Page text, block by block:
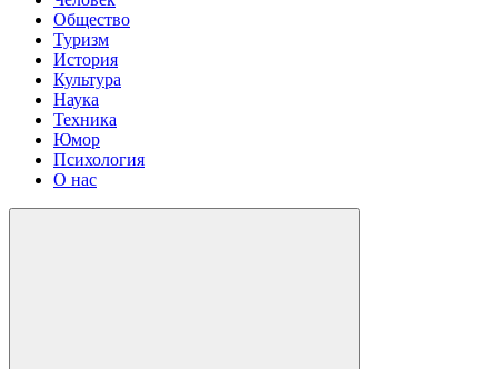
Общество
Туризм
История
Культура
Наука
Техника
Юмор
Психология
О нас